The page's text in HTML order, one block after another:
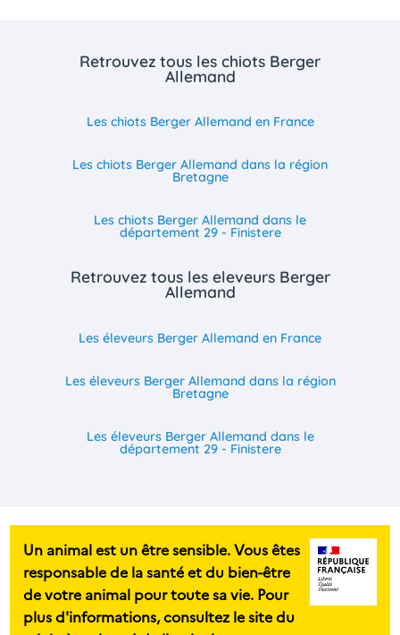
Retrouvez tous les chiots Berger
Allemand
Les chiots Berger Allemand en France
Les chiots Berger Allemand dans la région
Bretagne
Les chiots Berger Allemand dans le
département 29 - Finistere
Retrouvez tous les eleveurs Berger
Allemand
Les éleveurs Berger Allemand en France
Les éleveurs Berger Allemand dans la région
Bretagne
Les éleveurs Berger Allemand dans le
département 29 - Finistere
Un animal est un être sensible. Vous êtes
responsable de la santé et du bien-être
de votre animal pour toute sa vie. Pour
plus d'informations, consultez le site du